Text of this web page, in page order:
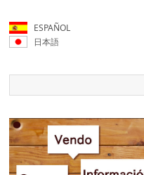
ESPAÑOL
日本語